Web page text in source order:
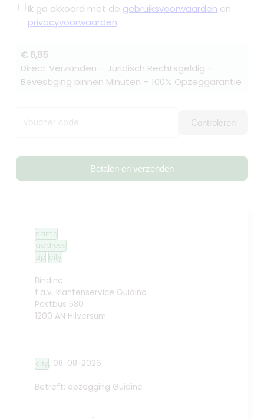
Ik ga akkoord met de gebruiksvoorwaarden en
privacyvoorwaarden
€ 6,95
Direct Verzonden – Juridisch Rechtsgeldig –
Bevestiging binnen Minuten – 100% Opzeggarantie
Voucher code Controleren
Betalen en verzenden
name
address
zip city
Bindinc
t.a.v. klantenservice Guidinc.
Postbus 580
1200 AN Hilversum
city, 08-08-2026
Betreft: opzegging Guidinc